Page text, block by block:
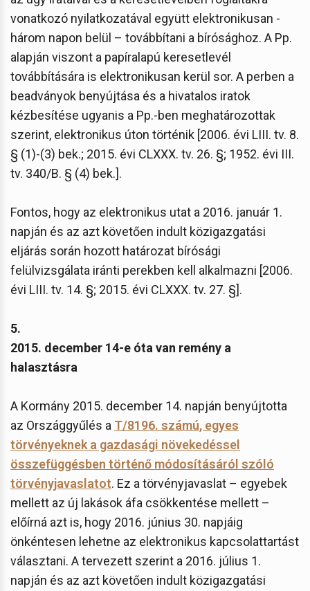
vonatkozó nyilatkozatával együtt elektronikusan -
három napon belül – továbbítani a bírósághoz. A Pp.
alapján viszont a papíralapú keresetlevél
továbbítására is elektronikusan kerül sor. A perben a
beadványok benyújtása és a hivatalos iratok
kézbesítése ugyanis a Pp.-ben meghatározottak
szerint, elektronikus úton történik [2006. évi LIII. tv. 8.
§ (1)-(3) bek.; 2015. évi CLXXX. tv. 26. §; 1952. évi III.
tv. 340/B. § (4) bek.].
Fontos, hogy az elektronikus utat a 2016. január 1.
napján és az azt követően indult közigazgatási
eljárás során hozott határozat bírósági
felülvizsgálata iránti perekben kell alkalmazni [2006.
évi LIII. tv. 14. §; 2015. évi CLXXX. tv. 27. §].
5.
2015. december 14-e óta van remény a
halasztásra
A Kormány 2015. december 14. napján benyújtotta
az Országgyűlés a T/8196. számú, egyes
törvényeknek a gazdasági növekedéssel
összefüggésben történő módosításáról szóló
törvényjavaslatot. Ez a törvényjavaslat – egyebek
mellett az új lakások áfa csökkentése mellett –
előírná azt is, hogy 2016. június 30. napjáig
önkéntesen lehetne az elektronikus kapcsolattartást
választani. A tervezett szerint a 2016. július 1.
napján és az azt követően indult közigazgatási